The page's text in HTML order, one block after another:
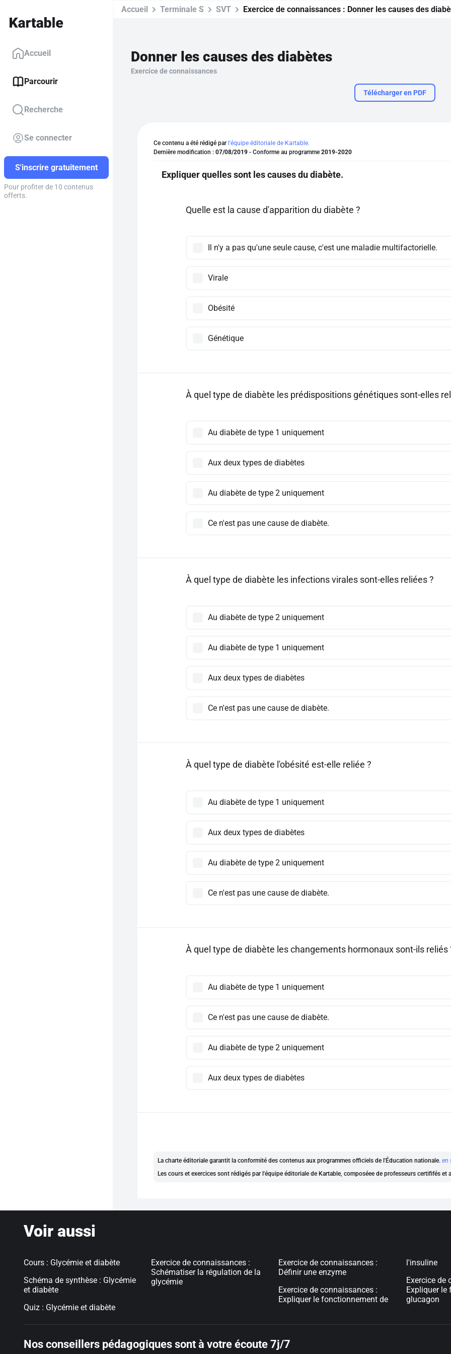
Accueil
Parcourir
Recherche
Se connecter
S'inscrire gratuitement
Pour profiter de 10 contenus
offerts.
Accueil Terminale S SVT Exercice de connaissances : Donner les causes des
Donner les causes des diabètes
Exercice de connaissances
Télécharger en PDF
Ce contenu a été rédigé par l'équipe éditoriale de Kartable.
Dernière modification : 07/08/2019 - Conforme au programme 2019-2020
Expliquer quelles sont les causes du diabète.
Quelle est la cause d'apparition du diabète ?
Il n'y a pas qu'une seule cause, c'est une maladie multifactorielle.
Virale
Obésité
Génétique
À quel type de diabète les prédispositions génétiques sont-elles
Au diabète de type 1 uniquement
Aux deux types de diabètes
Au diabète de type 2 uniquement
Ce n'est pas une cause de diabète.
À quel type de diabète les infections virales sont-elles reliées ?
Au diabète de type 2 uniquement
Au diabète de type 1 uniquement
Aux deux types de diabètes
Ce n'est pas une cause de diabète.
À quel type de diabète l'obésité est-elle reliée ?
Au diabète de type 1 uniquement
Aux deux types de diabètes
Au diabète de type 2 uniquement
Ce n'est pas une cause de diabète.
À quel type de diabète les changements hormonaux sont-ils reliés
Au diabète de type 1 uniquement
Ce n'est pas une cause de diabète.
Au diabète de type 2 uniquement
Aux deux types de diabètes
La charte éditoriale garantit la conformité des contenus aux programmes officiels de l'Éducation nationale. en
Les cours et exercices sont rédigés par l'équipe éditoriale de Kartable, composéee de professeurs certififés et
Voir aussi
Cours : Glycémie et diabète
Schéma de synthèse : Glycémie
et diabète
Quiz : Glycémie et diabète
Exercice de connaissances :
Schématiser la régulation de la
glycémie
Exercice de connaissances :
Définir une enzyme
Exercice de connaissances :
Expliquer le fonctionnement de
l'insuline
Exercice de
Expliquer le
glucagon
Nos conseillers pédagogiques sont à votre écoute 7j/7